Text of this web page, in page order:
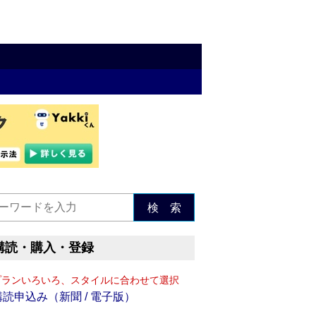
検 索
読・購入・登録
ンいろいろ、スタイルに合わせて選択
読申込み（新聞 / 電子版）